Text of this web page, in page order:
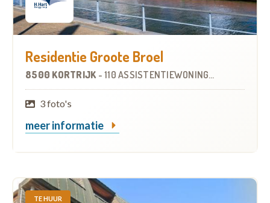
Residentie Groote Broel
8500 KORTRIJK - 110 ASSISTENTIEWONINGEN
3 foto's
meer informatie
TE HUUR